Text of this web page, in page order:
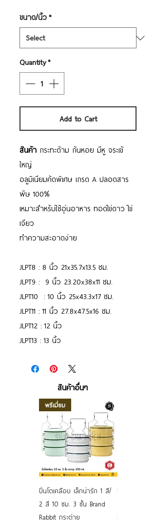
ขนาด/นิ้ว*
Quantity*
Add to Cart
สินค้า กระทะด้าม ก้นหอย มีหู จระเข้
ใหญ่
อลูมิเนียมคัดพิเศษ เกรด A ปลอดสาร
พิษ 100%
เหมาะสำหรับใช้อุ่นอาหาร ทอดไข่ดาว ไข่
เจียว
ทำความสะอาดง่าย
JLPT8 : 8 นิ้ว 21x35.7x13.5 ซม.
JLPT9 : 9 นิ้ว 23.20x38x11 ซม.
JLPT10 : 10 นิ้ว 25x43.3x17 ซม.
JLPT11 : 11 นิ้ว 27.8x47.5x16 ซม.
JLPT12 : 12 นิ้ว
JLPT13 : 13 นิ้ว
สินค้าอื่นๆ
พรีเมี่ยม
ปิ่นโตเคลือบ เล็กน่ารัก 1 สี/
2 สี 10 ซม. 3 ชั้น Brand
Rabbit กระต่าย
ชามเคลือบ